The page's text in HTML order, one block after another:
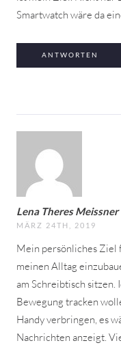
Smartwatch wäre da
ANTWORTEN
Lena Theres Meissner
MÄRZ 24TH, 2019
Mein persönliches Ziel
meinen Alltag
am Schreibtisch
Bewegung tracken
Handy verbringen, es
Nachrichten anzeigt.